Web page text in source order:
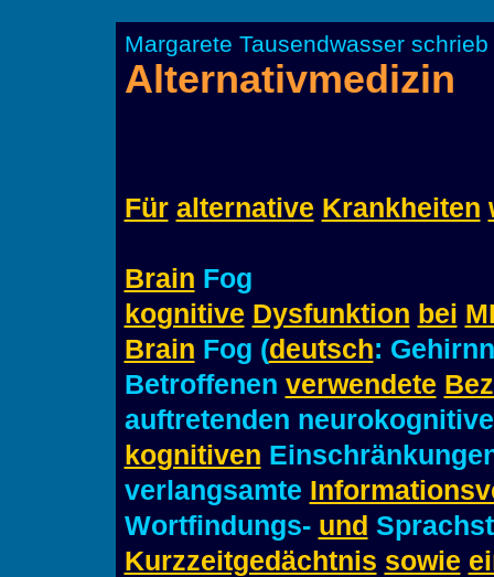
Margarete Tausendwasser
Alternativmedizin
Für alternative Krankheiten
Brain Fog
kognitive Dysfunktion bei
Brain Fog (deutsch:
Betroffenen verwendete
auftretenden
kognitiven
verlangsamte
Wortfindungs- und
Kurzzeitgedächtnis sowie